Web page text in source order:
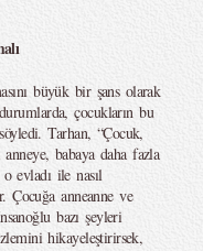
büyük bir şans olarak
çocukların bu
Tarhan, “Çocuk,
babaya daha fazla
evladı ile nasıl
anneanne ve
bazı şeyleri
hikayeleştirirsek,